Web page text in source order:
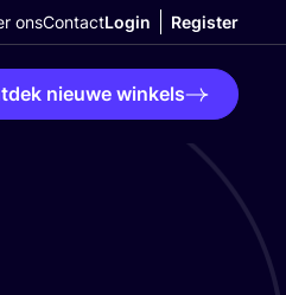
onsContactLogin Register
nieuwe winkels